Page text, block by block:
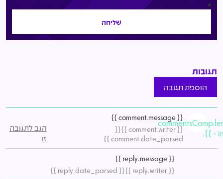
תגובות
הוספת תגובה
-
{{ comment.message }}
{{ comment.writer }}
{{
comment.date_parsed }}
הגב לתגובה
זו
{{ reply.message }}
{{ reply.writer }}
{{ reply.date_parsed }}